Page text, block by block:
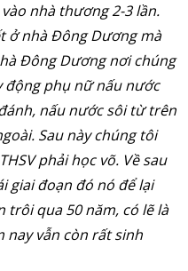
nhà thương 2-3 lần.
ở nhà Đông Dương mà
Đông Dương nơi chúng
động phụ nữ nấu nước
nấu nước sôi từ trên
Sau này chúng tôi
phải học võ. Về sau
giai đoạn đó nó để lại
trôi qua 50 năm, có lẽ là
nay vẫn còn rất sinh